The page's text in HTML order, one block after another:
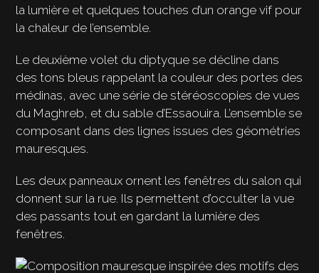
la lumière et quelques touches d’un orange vif pour
la chaleur de l’ensemble.
Le deuxième volet du diptyque se décline dans
des tons bleus rappelant la couleur des portes des
médinas, avec une série de stéréoscopies de vues
du Maghreb, et du sable d’Essaouira. L’ensemble se
composant dans des lignes issues des géométries
mauresques.
Les deux panneaux ornent les fenêtres du salon qui
donnent sur la rue. Ils permettent d’occulter la vue
des passants tout en gardant la lumière des
fenêtres.